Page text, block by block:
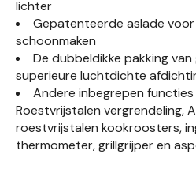
lichter
Gepatenteerde aslade voor
schoonmaken
De dubbeldikke pakking
superieure luchtdichte
Andere inbegrepen
Roestvrijstalen vergrendeling,
roestvrijstalen kookroosters,
thermometer, grillgrijper en